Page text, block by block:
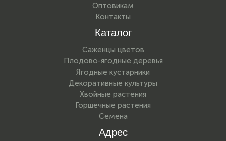
Оптовикам
Контакты
Каталог
Саженцы цветов
Плодово-ягодные деревья
Ягодные кустарники
Декоративные культуры
Хвойные растения
Горшечные растения
Семена
Адрес